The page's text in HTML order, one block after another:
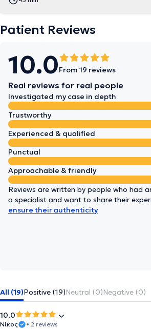
Patient Reviews
10.0From 19 reviews
Real reviews for real people
Investigated my case in depth
Trustworthy
Experienced & qualified
Punctual
Approachable & friendly
Reviews are written by people who had
a specialist and want to share their
ensure their authenticity
All (19)Positive (19)Neutral (0)Negative (0)
10.0
Νίκος • 2 reviews